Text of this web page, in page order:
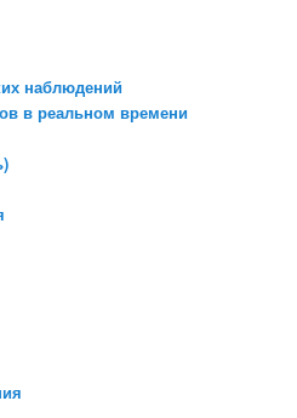
наблюдений
в реальном времени